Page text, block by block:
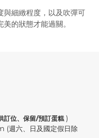
與細緻程度，以及吹彈可
的狀態才能過關。
訂位、保留/預訂蛋糕 )
週六、日及國定假日除